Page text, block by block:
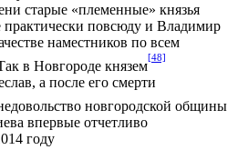
старые «племенные» князья
повсюду и Владимир
наместников по всем
в Новгороде князем
[48]
а после его смерти
новгородской общины
впервые отчетливо
году